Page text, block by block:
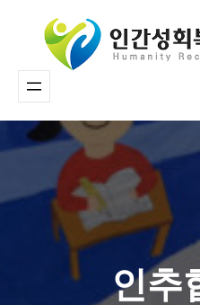
바
로
기
인추